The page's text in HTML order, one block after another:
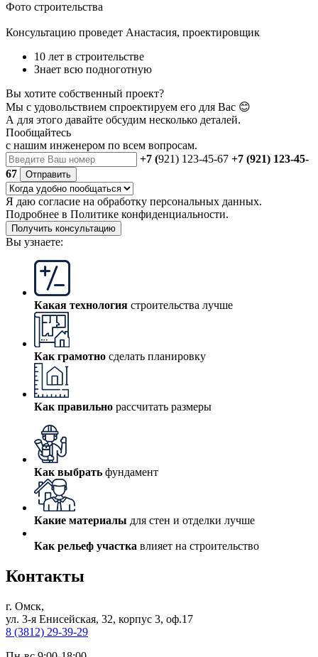
Фото строительства
Консультацию проведет Анастасия, проектировщик
10 лет в строительстве
Знает всю подноготную
Вы хотите собственный проект?
Мы с удовольствием спроектируем его для Вас 😊
А для этого давайте обсудим несколько деталей.
Пообщайтесь
с нашим инженером по всем вопросам.
+7 (921) 123-45-67 +7 (921) 123-45-
67
Отправить
Я даю согласие на обработку персональных данных.
Подробнее в Политике конфиденциальности.
Получить консультацию
Вы узнаете:
Какая технология строительства лучше
Как грамотно сделать планировку
Как правильно рассчитать размеры
Как выбрать фундамент
Какие материалы для стен и отделки лучше
Как рельеф участка влияет на строительство
Контакты
г. Омск,
ул. 3-я Енисейская, 32, корпус 3, оф.17
8 (3812) 29-39-29